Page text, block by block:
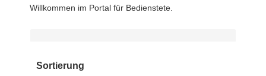
Willkommen im Portal für Bedienstete.
Sortierung